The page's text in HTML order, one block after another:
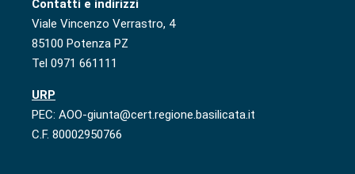
Contatti e indirizzi
Viale Vincenzo Verrastro, 4
85100 Potenza PZ
Tel 0971 661111
URP
PEC: AOO-giunta@cert.regione.basilicata.it
C.F. 80002950766